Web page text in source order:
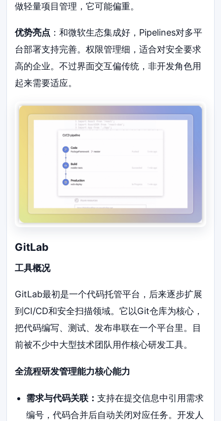
做轻量项目管理，它可能偏重。
优势亮点 ：和微软生态集成好，Pipelines对多平
台部署支持完善。权限管理细，适合对安全要求
高的企业。不过界面交互偏传统，非开发角色用
起来需要适应。
GitLab
工具概况
GitLab最初是一个代码托管平台，后来逐步扩展
到CI/CD和安全扫描领域。它以Git仓库为核心，
把代码编写、测试、发布串联在一个平台里。目
前被不少中大型技术团队用作核心研发工具。
全流程研发管理能力核心能力
需求与代码关联： 支持在提交信息中引用需求
编号，代码合并后自动关闭对应任务。开发人